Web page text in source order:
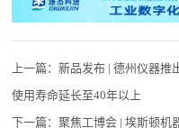
上一篇：新品发布 | 德州仪器推
使用寿命延长至40年以上
下一篇：聚焦工博会 | 埃斯顿机